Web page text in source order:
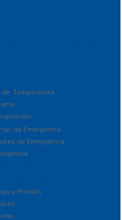
Direccionables
de Temperatura
de Emergencia
de Emergencia
y Presión